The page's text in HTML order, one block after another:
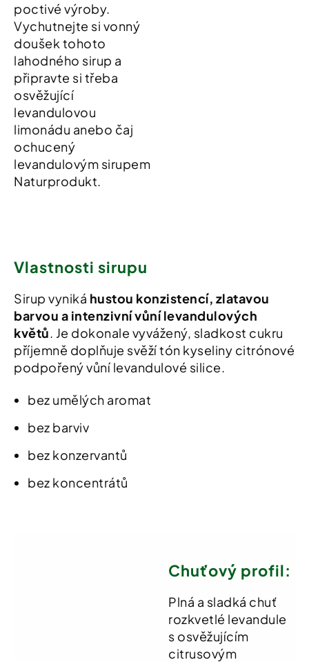
poctivé výroby.
Vychutnejte si vonný
doušek tohoto
lahodného sirup a
připravte si třeba
osvěžující
levandulovou
limonádu anebo čaj
ochucený
levandulovým sirupem
Naturprodukt.
Vlastnosti sirupu
Sirup vyniká hustou konzistencí, zlatavou
barvou a intenzivní vůní levandulových
květů. Je dokonale vyvážený, sladkost cukru
příjemně doplňuje svěží tón kyseliny citrónové
podpořený vůní levandulové silice.
bez umělých aromat
bez barviv
bez konzervantů
bez koncentrátů
Chuťový profil:
Plná a sladká chuť
rozkvetlé levandule
s osvěžujícím
citrusovým